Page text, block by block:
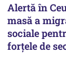
Alertă în
masă a
sociale
forțele de